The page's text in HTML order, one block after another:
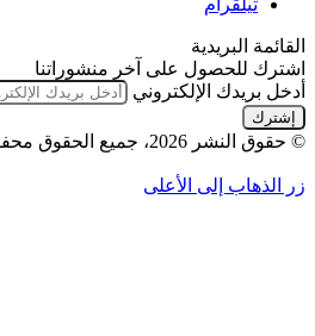
تيلقرام
القائمة البريدية
اشترك للحصول على آخر منشوراتنا
أدخل بريدك الإلكتروني
© حقوق النشر 2026،
زر الذهاب إلى الأعلى